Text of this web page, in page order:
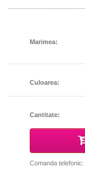
Marimea:
Culoarea:
Cantitate:
Comanda telefonic: